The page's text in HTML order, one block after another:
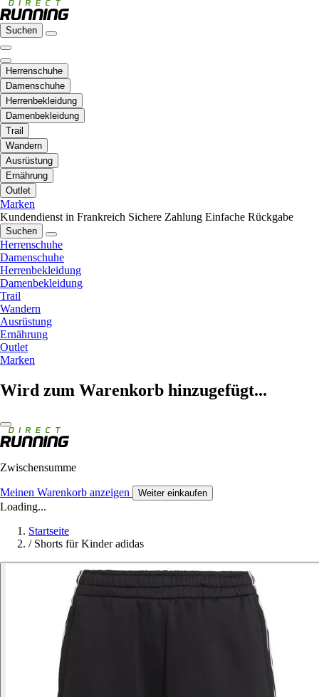
Suchen
Herrenschuhe
Damenschuhe
Herrenbekleidung
Damenbekleidung
Trail
Wandern
Ausrüstung
Ernährung
Outlet
Marken
Kundendienst in Frankreich Sichere Zahlung Einfache Rückgabe
Suchen
Herrenschuhe
Damenschuhe
Herrenbekleidung
Damenbekleidung
Trail
Wandern
Ausrüstung
Ernährung
Outlet
Marken
Wird zum Warenkorb hinzugefügt...
Zwischensumme
Meinen Warenkorb anzeigen Weiter einkaufen
Loading...
Startseite
/ Shorts für Kinder adidas